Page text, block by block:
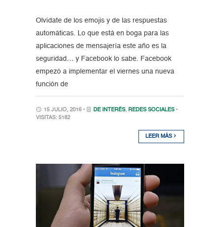
Olvídate de los emojis y de las respuestas
automáticas. Lo que está en boga para las
aplicaciones de mensajería este año es la
seguridad… y Facebook lo sabe. Facebook
empezó a implementar el viernes una nueva
función de
15 JULIO, 2016 • DE INTERÉS, REDES SOCIALES •
VISITAS: 5182
LEER MÁS